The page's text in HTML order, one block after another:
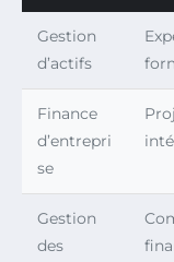
Gestion
d’actifs
Finance
d’entrepri
se
Gestion
des